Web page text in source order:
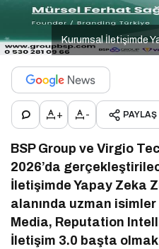
Kurumsal İletişimde
+ - PAYLAŞ
BSP Group ve Virgio
2026’da
İletişimde Yapay Zeka
alanında uzman
Media, Reputation
İletişim 3.0 başta